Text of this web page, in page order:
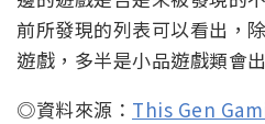
前所發現的列表可以看出，
遊戲，多半是小品遊戲類會
◎資料來源： This Gen